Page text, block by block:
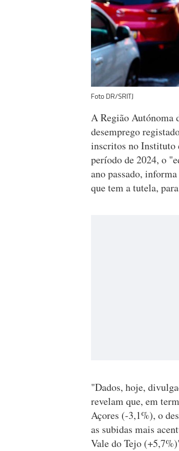
Foto DR/SRITJ
A Região Autónoma
desemprego
inscritos no Instituto
período de 2024, o
ano passado,
que tem a tutela,
"Dados, hoje,
revelam que, em
Açores (-3,1%), o
as subidas mais
Vale do Tejo